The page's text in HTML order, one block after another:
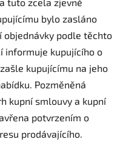
tuto zcela zjevně
bylo zasláno
podle těchto
informuje kupujícího o
kupujícímu na jeho
Pozměněná
kupní smlouvy a kupní
potvrzením o
prodávajícího.